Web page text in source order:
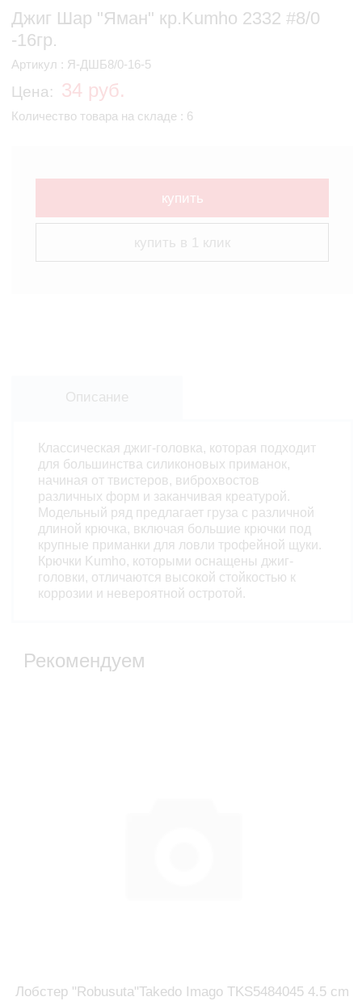
Джиг Шар "Яман" кр.Kumho 2332 #8/0
-16гр.
Артикул : Я-ДШБ8/0-16-5
Цена: 34 руб.
Количество товара на складе : 6
купить
купить в 1 клик
Описание
Классическая джиг-головка, которая подходит
для большинства силиконовых приманок,
начиная от твистеров, виброхвостов
различных форм и заканчивая креатурой.
Модельный ряд предлагает груза с различной
длиной крючка, включая большие крючки под
крупные приманки для ловли трофейной щуки.
Крючки Kumho, которыми оснащены джиг-
головки, отличаются высокой стойкостью к
коррозии и невероятной остротой.
Рекомендуем
Лобстер "Robusuta"Takedo Imago TKS5484045 4.5 cm